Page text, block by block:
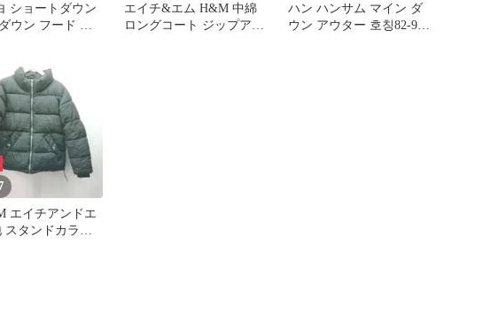
ショートダウン
ウン フード シ
エイチ&エム H&M 中綿
ロングコート ジップアッ
ハン ハンサム マイン ダ
ウン アウター 호칭82-94-
エイチアンドエ
スタンドカラー